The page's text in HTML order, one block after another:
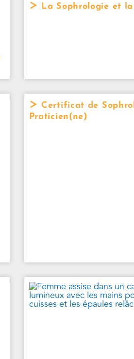
La Sophrologie et
Certificat de
Praticien(ne)